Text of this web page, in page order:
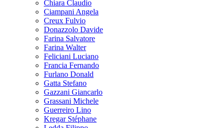
Chiara Claudio
Ciampani Angela
Creux Fulvio
Donazzolo Davide
Farina Salvatore
Farina Walter
Feliciani Luciano
Francia Fernando
Furlano Donald
Gatta Stefano
Gazzani Giancarlo
Grassani Michele
Guerreiro Lino
Kregar Stéphane